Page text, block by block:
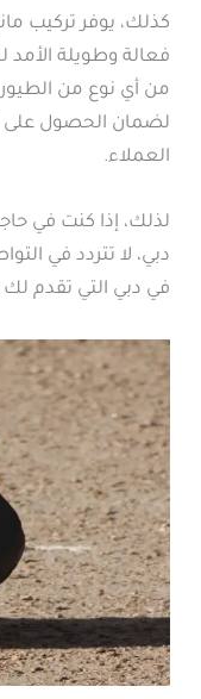
كذلك، يوفر تركيب
فعالة وطويلة الأمد
من أي نوع من
لضمان الحصول على
العملاء.
لذلك، إذا كنت في
دبي، لا تتردد في
في دبي التي تقدم